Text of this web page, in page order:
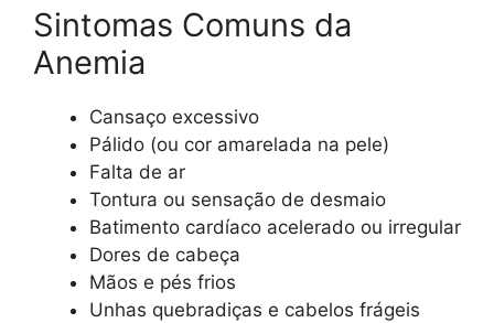
Sintomas Comuns da
Anemia
Cansaço excessivo
Pálido (ou cor amarelada na pele)
Falta de ar
Tontura ou sensação de desmaio
Batimento cardíaco acelerado ou irregular
Dores de cabeça
Mãos e pés frios
Unhas quebradiças e cabelos frágeis